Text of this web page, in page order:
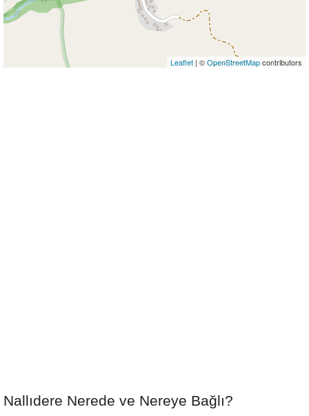
Leaflet | ©OpenStreetMapcontributors
Nallıdere Nerede ve Nereye Bağlı?